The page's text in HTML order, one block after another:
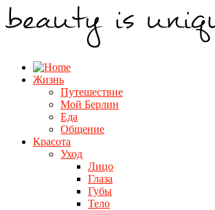
Жизнь
Путешествие
Мой Берлин
Еда
Общение
Красота
Уход
Лицо
Глаза
Губы
Тело